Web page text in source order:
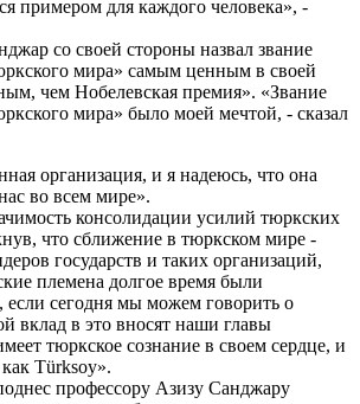
примером для каждого человека», -
со своей стороны назвал звание
мира» самым ценным в своей
чем Нобелевская премия». «Звание
мира» было моей мечтой, - сказал
организация, и я надеюсь, что она
во всем мире».
консолидации усилий тюркских
что сближение в тюркском мире -
государств и таких организаций,
племена долгое время были
сегодня мы можем говорить о
вклад в это вносят наши главы
тюркское сознание в своем сердце, и
Türksoy».
профессору Азизу Санджару